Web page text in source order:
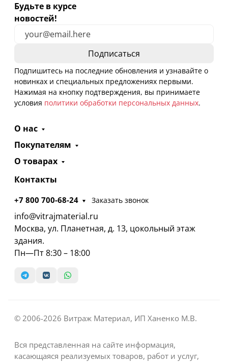
Будьте в курсе
новостей!
Подпишитесь на последние обновления и узнавайте о
новинках и специальных предложениях первыми.
Нажимая на кнопку подтверждения, вы принимаете
условия политики обработки персональных данных.
О нас
Покупателям
О товарах
Контакты
+7 800 700-68-24 Заказать звонок
info@vitrajmaterial.ru
Москва, ул. Планетная, д. 13, цокольный этаж
здания.
Пн—Пт 8:30 – 18:00
© 2006-2026 Витраж Материал, ИП Ханенко М.В.
Вся представленная на сайте информация,
касающаяся реализуемых товаров, работ и услуг,